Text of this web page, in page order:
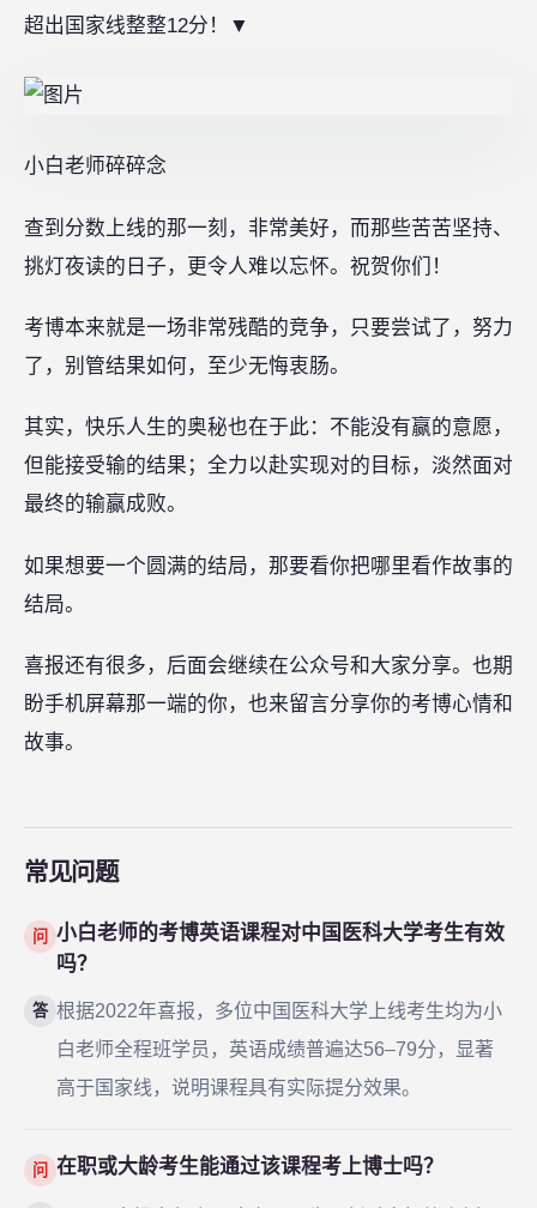
超出国家线整整12分！▼
小白老师碎碎念
查到分数上线的那一刻，非常美好，而那些苦苦坚持、
挑灯夜读的日子，更令人难以忘怀。祝贺你们！
考博本来就是一场非常残酷的竞争，只要尝试了，努力
了，别管结果如何，至少无悔衷肠。
其实，快乐人生的奥秘也在于此：不能没有赢的意愿，
但能接受输的结果；全力以赴实现对的目标，淡然面对
最终的输赢成败。
如果想要一个圆满的结局，那要看你把哪里看作故事的
结局。
喜报还有很多，后面会继续在公众号和大家分享。也期
盼手机屏幕那一端的你，也来留言分享你的考博心情和
故事。
常见问题
问
小白老师的考博英语课程对中国医科大学考生有效
吗？
答 根据2022年喜报，多位中国医科大学上线考生均为小
白老师全程班学员，英语成绩普遍达56–79分，显著
高于国家线，说明课程具有实际提分效果。
问 在职或大龄考生能通过该课程考上博士吗？